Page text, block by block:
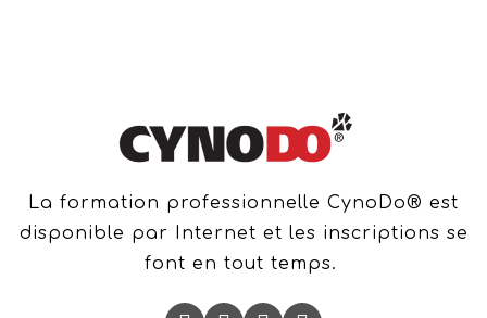
La formation professionnelle CynoDo® est
disponible par Internet et les inscriptions se
font en tout temps.